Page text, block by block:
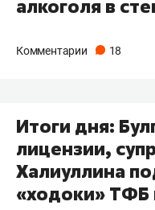
алкоголя в
Комментарии 18
Итоги дня:
лицензии,
Халиуллина
«ходоки» ТФБ